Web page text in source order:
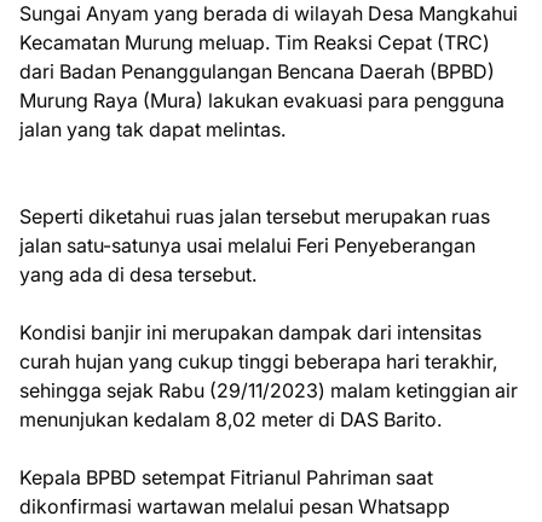
Sungai Anyam yang berada di wilayah Desa Mangkahui
Kecamatan Murung meluap. Tim Reaksi Cepat (TRC)
dari Badan Penanggulangan Bencana Daerah (BPBD)
Murung Raya (Mura) lakukan evakuasi para pengguna
jalan yang tak dapat melintas.
Seperti diketahui ruas jalan tersebut merupakan ruas
jalan satu-satunya usai melalui Feri Penyeberangan
yang ada di desa tersebut.
Kondisi banjir ini merupakan dampak dari intensitas
curah hujan yang cukup tinggi beberapa hari terakhir,
sehingga sejak Rabu (29/11/2023) malam ketinggian air
menunjukan kedalam 8,02 meter di DAS Barito.
Kepala BPBD setempat Fitrianul Pahriman saat
dikonfirmasi wartawan melalui pesan Whatsapp